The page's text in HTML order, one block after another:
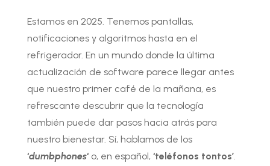
Estamos en 2025. Tenemos pantallas,
notificaciones y algoritmos hasta en el
refrigerador. En un mundo donde la última
actualización de software parece llegar antes
que nuestro primer café de la mañana, es
refrescante descubrir que la tecnología
también puede dar pasos hacia atrás para
nuestro bienestar. Sí, hablamos de los
‘dumbphones‘o, en español, ‘teléfonos tontos’.